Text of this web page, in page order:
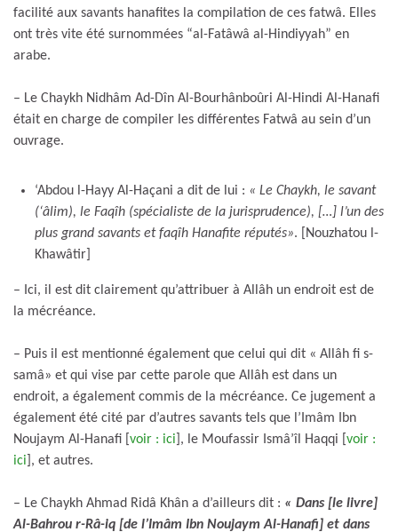
facilité aux savants hanafites la compilation de ces fatwâ. Elles
ont très vite été surnommées “al-Fatâwâ al-Hindiyyah” en
arabe.
– Le Chaykh Nidhâm Ad-Dîn Al-Bourhânboûri Al-Hindi Al-Hanafi
était en charge de compiler les différentes Fatwâ au sein d’un
ouvrage.
‘Abdou l-Hayy Al-Haçani a dit de lui : « Le Chaykh, le savant
(‘âlim), le Faqîh (spécialiste de la jurisprudence), […] l’un des
plus grand savants et faqîh Hanafite réputés». [Nouzhatou l-
Khawâtir]
– Ici, il est dit clairement qu’attribuer à Allâh un endroit est de
la mécréance.
– Puis il est mentionné également que celui qui dit « Allâh fi s-
samâ» et qui vise par cette parole que Allâh est dans un
endroit, a également commis de la mécréance. Ce jugement a
également été cité par d’autres savants tels que l’Imâm Ibn
Noujaym Al-Hanafi [ voir : ici ], le Moufassir Ismâ’îl Haqqi [ voir :
ici ], et autres.
– Le Chaykh Ahmad Ridâ Khân a d’ailleurs dit : « Dans [le livre]
Al-Bahrou r-Râ-iq [de l’Imâm Ibn Noujaym Al-Hanafi] et dans